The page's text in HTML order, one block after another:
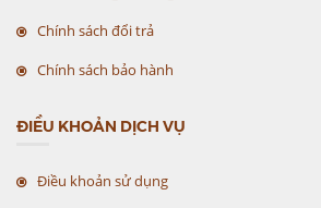
Chính sách đổi trả
Chính sách bảo hành
ĐIỀU KHOẢN DỊCH VỤ
Điều khoản sử dụng